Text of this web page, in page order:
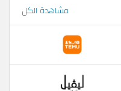
مشاهدة الكل